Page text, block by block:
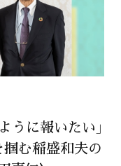
うに報いたい」
む稲盛和夫の